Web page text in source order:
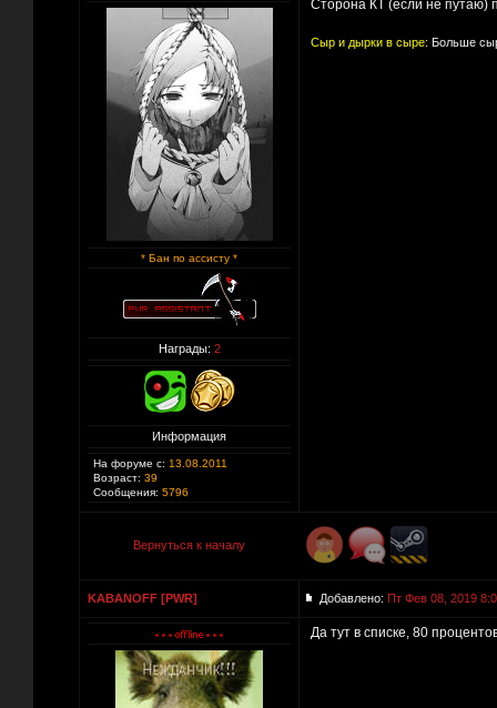
* Бан по ассисту *
Награды: 2
Информация
На форуме с: 13.08.2011
Возраст: 39
Сообщения: 5796
Сторона КТ (если не путаю)
Сыр и дырки в сыре: Больше
Вернуться к началу
KABANOFF [PWR] Добавлено: Пт Фев 08, 2019
Да тут в списке, 80